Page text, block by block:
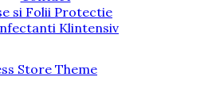
si Folii Protectie
Klintensiv
Store Theme